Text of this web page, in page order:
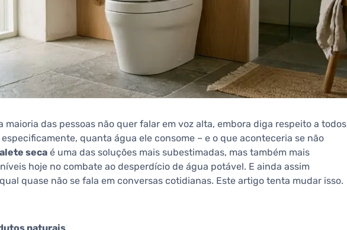
maioria das pessoas não quer falar em voz alta, embora diga respeito a todos
quanta água ele consome – e o que aconteceria se não
seca é uma das soluções mais subestimadas, mas também mais
hoje no combate ao desperdício de água potável. E ainda assim
quase não se fala em conversas cotidianas. Este artigo tenta mudar isso.